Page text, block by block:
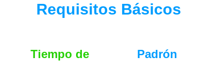
Requisitos Básicos
Tiempo de
Padrón